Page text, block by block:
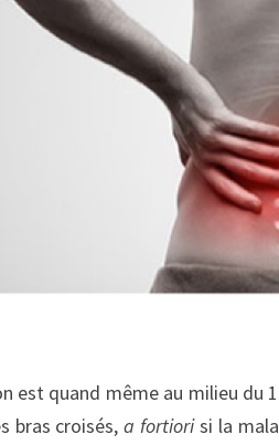
est quand même au milieu du
bras croisés,a fortiorisi la